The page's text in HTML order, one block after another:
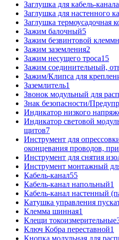
Заглушка для кабель-канала
Заглушка для настенного
Заглушка термоусадочная
Зажим балочный5
Зажим безвинтовой
Зажим заземления2
Зажим несущего троса15
Зажим соединительный,
Зажим/Клипса для
Заземлитель1
Звонок модульный для
Знак безопасности/
Индикатор низкого
Индикатор световой
щитов7
Инструмент для
оконцевания проводов,
Инструмент для снятия
Инструмент монтажный
Кабель-канал55
Кабель-канал напольный1
Кабель-канал настенный
Катушка управления
Клемма шинная1
Клещи токоизмерительные
Ключ Кобра переставной1
Кнопка модульная для